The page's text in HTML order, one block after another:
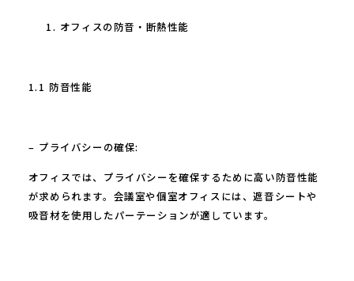
オフィスの防音・断熱性能
1.1 防音性能
– プライバシーの確保:
オフィスでは、プライバシーを確保するために高い防音性能
が求められます。会議室や個室オフィスには、遮音シートや
吸音材を使用したパーテーションが適しています。